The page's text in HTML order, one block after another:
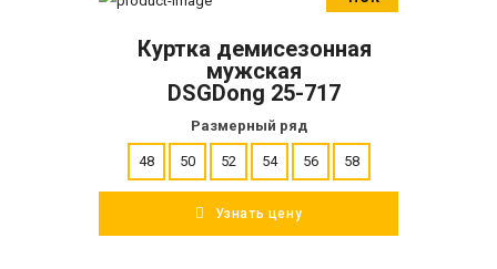
ПОДРОБНЕЕ
Куртка демисезонная
мужская
DSGDong 25-717
Размерный ряд
48 50 52 54 56 58
Узнать цену